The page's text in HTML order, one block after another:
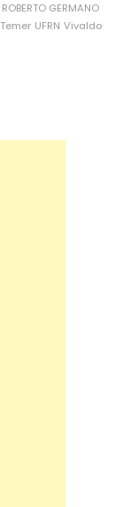
ROBERTO GERMANO
Temer UFRN Vivaldo